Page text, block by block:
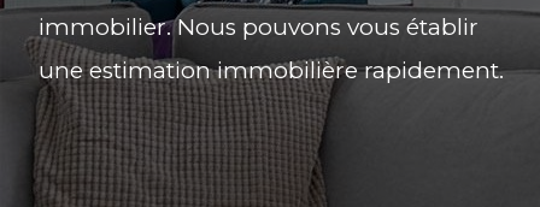
immobilier. Nous pouvons vous établir
une estimation immobilière rapidement.